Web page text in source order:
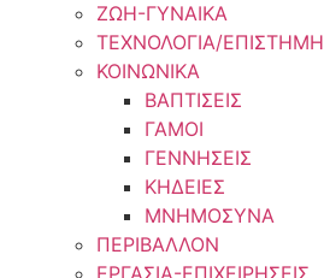
ΖΩΗ-ΓΥΝΑΙΚΑ
ΤΕΧΝΟΛΟΓΙΑ/ΕΠΙΣΤΗΜΗ
ΚΟΙΝΩΝΙΚΑ
ΒΑΠΤΙΣΕΙΣ
ΓΑΜΟΙ
ΓΕΝΝΗΣΕΙΣ
ΚΗΔΕΙΕΣ
ΜΝΗΜΟΣΥΝΑ
ΠΕΡΙΒΑΛΛΟΝ